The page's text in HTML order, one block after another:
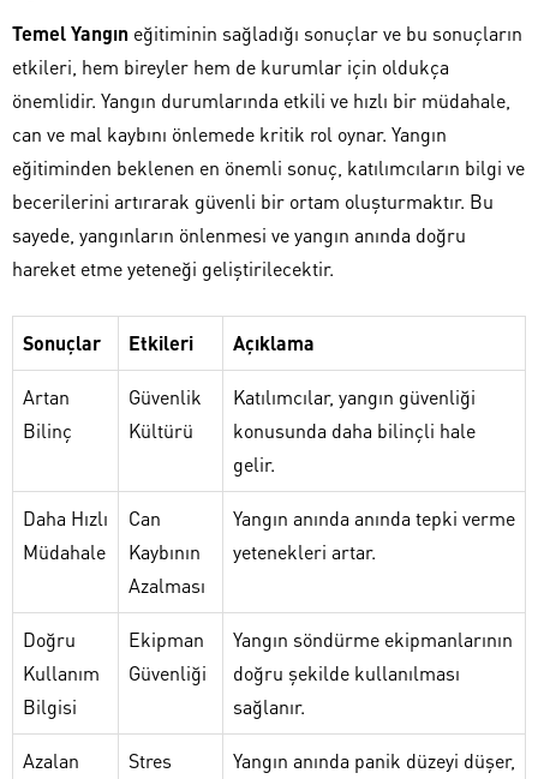
Temel Yangın eğitiminin sağladığı sonuçlar ve bu sonuçların
etkileri, hem bireyler hem de kurumlar için oldukça
önemlidir. Yangın durumlarında etkili ve hızlı bir müdahale,
can ve mal kaybını önlemede kritik rol oynar. Yangın
eğitiminden beklenen en önemli sonuç, katılımcıların bilgi ve
becerilerini artırarak güvenli bir ortam oluşturmaktır. Bu
sayede, yangınların önlenmesi ve yangın anında doğru
hareket etme yeteneği geliştirilecektir.
Sonuçlar Etkileri Açıklama
Artan
Bilinç
Güvenlik
Kültürü
Katılımcılar, yangın güvenliği
konusunda daha bilinçli hale
gelir.
Daha Hızlı
Müdahale
Can
Kaybının
Azalması
Yangın anında anında tepki verme
yetenekleri artar.
Doğru
Kullanım
Bilgisi
Ekipman
Güvenliği
Yangın söndürme ekipmanlarının
doğru şekilde kullanılması
sağlanır.
Azalan
Stres
Yangın anında panik düzeyi düşer,